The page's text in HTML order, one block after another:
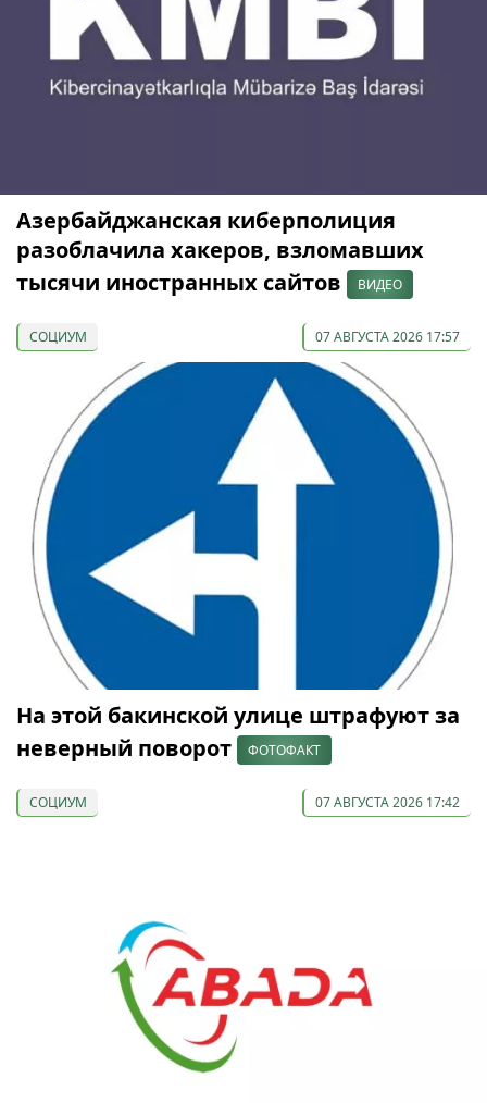
Азербайджанская киберполиция
разоблачила хакеров, взломавших
тысячи иностранных сайтов
ВИДЕО
СОЦИУМ 07 АВГУСТА 2026 17:57
На этой бакинской улице штрафуют за
неверный поворот
ФОТОФАКТ
СОЦИУМ 07 АВГУСТА 2026 17:42